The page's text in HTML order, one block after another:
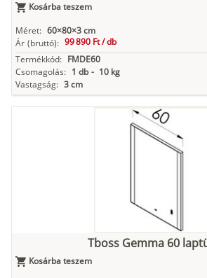
Kosárba teszem
Méret: 60×80×3 cm
Ár (bruttó): 99 890 Ft /db
Termékkód: FMDE60
Csomagolás: 1 db - 10 kg
Vastagság: 3 cm
Tboss Gemma 60
Kosárba teszem